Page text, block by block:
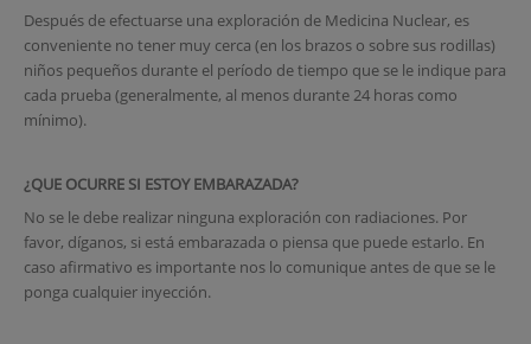
Después de efectuarse una exploración de Medicina Nuclear, es
conveniente no tener muy cerca (en los brazos o sobre sus rodillas)
niños pequeños durante el período de tiempo que se le indique para
cada prueba (generalmente, al menos durante 24 horas como
mínimo).
¿QUE OCURRE SI ESTOY EMBARAZADA?
No se le debe realizar ninguna exploración con radiaciones. Por
favor, díganos, si está embarazada o piensa que puede estarlo. En
caso afirmativo es importante nos lo comunique antes de que se le
ponga cualquier inyección.